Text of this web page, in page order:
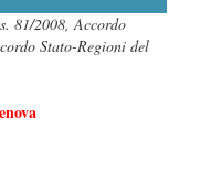
81/2008, Accordo
Stato-Regioni del